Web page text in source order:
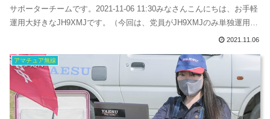
サポーターチームです。2021-11-06 11:30みなさんこんにちは、お手軽
運用大好きなJH9XMJです。（今回は、党員がJH9XMJのみ単独運用で
す）今日は天気もよいので近くの河川敷でHF運用をしてきました
第一電波工業から新発売されたRHM12ポータ...
2021.11.06
アマチュア無線